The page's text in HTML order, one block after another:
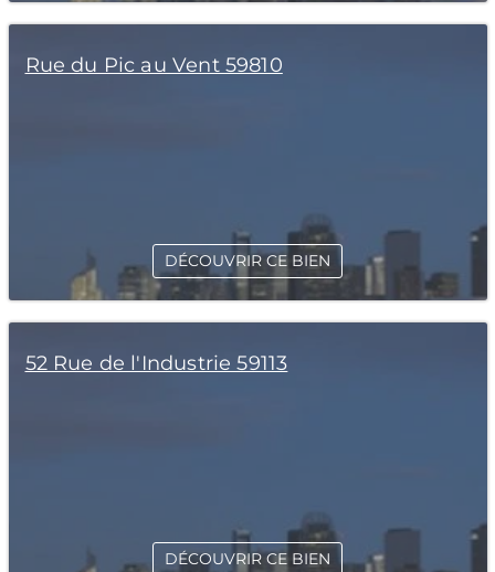
Rue du Pic au Vent 59810
DÉCOUVRIR CE BIEN
52 Rue de l'Industrie 59113
DÉCOUVRIR CE BIEN